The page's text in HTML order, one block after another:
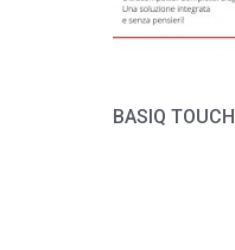
BASIQ TOUCH